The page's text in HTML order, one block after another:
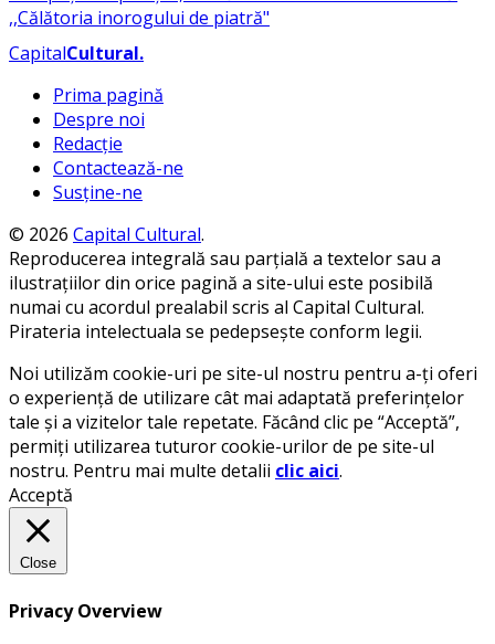
CapitalCultural.
Prima pagină
Despre noi
Redacție
Contactează-ne
Susține-ne
© 2026 Capital Cultural.
Reproducerea integrală sau parțială a textelor sau a
ilustrațiilor din orice pagină a site-ului este posibilă
numai cu acordul prealabil scris al Capital Cultural.
Pirateria intelectuala se pedepsește conform legii.
Noi utilizăm cookie-uri pe site-ul nostru pentru a-ți oferi
o experiență de utilizare cât mai adaptată preferințelor
tale și a vizitelor tale repetate. Făcând clic pe “Acceptă”,
permiți utilizarea tuturor cookie-urilor de pe site-ul
nostru. Pentru mai multe detalii clic aici.
Acceptă
Close
Privacy Overview